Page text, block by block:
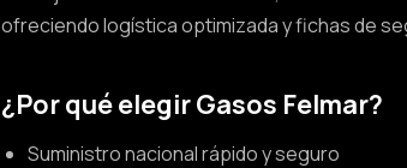
ofreciendo logística optimizada y fichas de
¿Por qué elegir Gasos Felmar?
Suministro nacional rápido y seguro